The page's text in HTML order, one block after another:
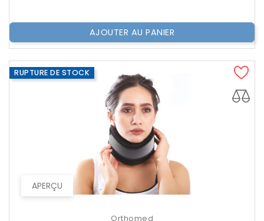
AJOUTER AU PANIER
APERÇU
RUPTURE DE STOCK
Orthomed